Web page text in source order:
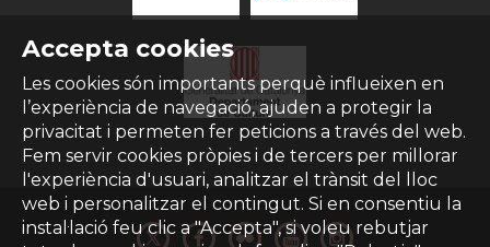
Accepta cookies
Les cookies són importants perquè influeixen en
l’experiència de navegació, ajuden a protegir la
privacitat i permeten fer peticions a través del web.
Fem servir cookies pròpies i de tercers per millorar
l'experiència d'usuari, analitzar el trànsit del lloc
web i personalitzar el contingut. Si en consentiu la
instal·lació feu clic a "Accepta", si voleu rebutjar